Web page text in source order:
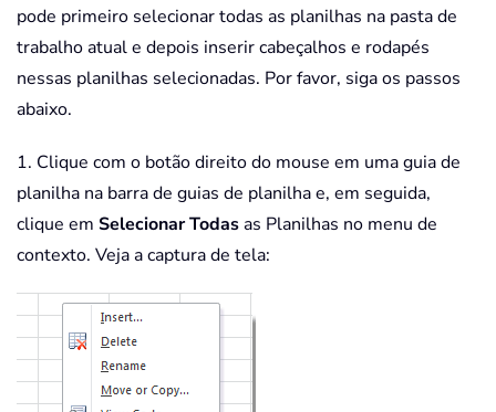
pode primeiro selecionar todas as planilhas na pasta de
trabalho atual e depois inserir cabeçalhos e rodapés
nessas planilhas selecionadas. Por favor, siga os passos
abaixo.
1. Clique com o botão direito do mouse em uma guia de
planilha na barra de guias de planilha e, em seguida,
clique em Selecionar Todasas Planilhas no menu de
contexto. Veja a captura de tela: